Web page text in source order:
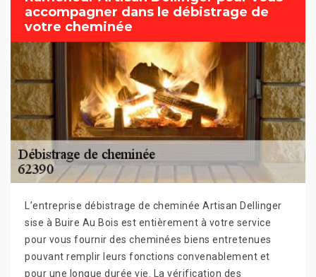
accompagner dans le débistrage de
votre cheminée
L’entreprise débistrage de cheminée Artisan Dellinger
sise à Buire Au Bois est entièrement à votre service
pour vous fournir des cheminées biens entretenues
pouvant remplir leurs fonctions convenablement et
pour une longue durée vie. La vérification des